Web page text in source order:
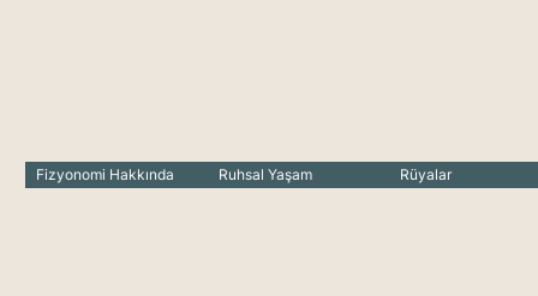
Fizyonomi Hakkında Ruhsal Yaşam Rüyalar